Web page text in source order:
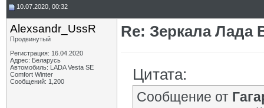
10.07.2020, 00:32
Alexsandr_UssR
Продвинутый
Регистрация: 16.04.2020
Адрес: Беларусь
Автомобиль: LADA Vesta SE
Comfort Winter
Сообщений: 1,200
Re: Зеркала Лада
Цитата:
Сообщение от